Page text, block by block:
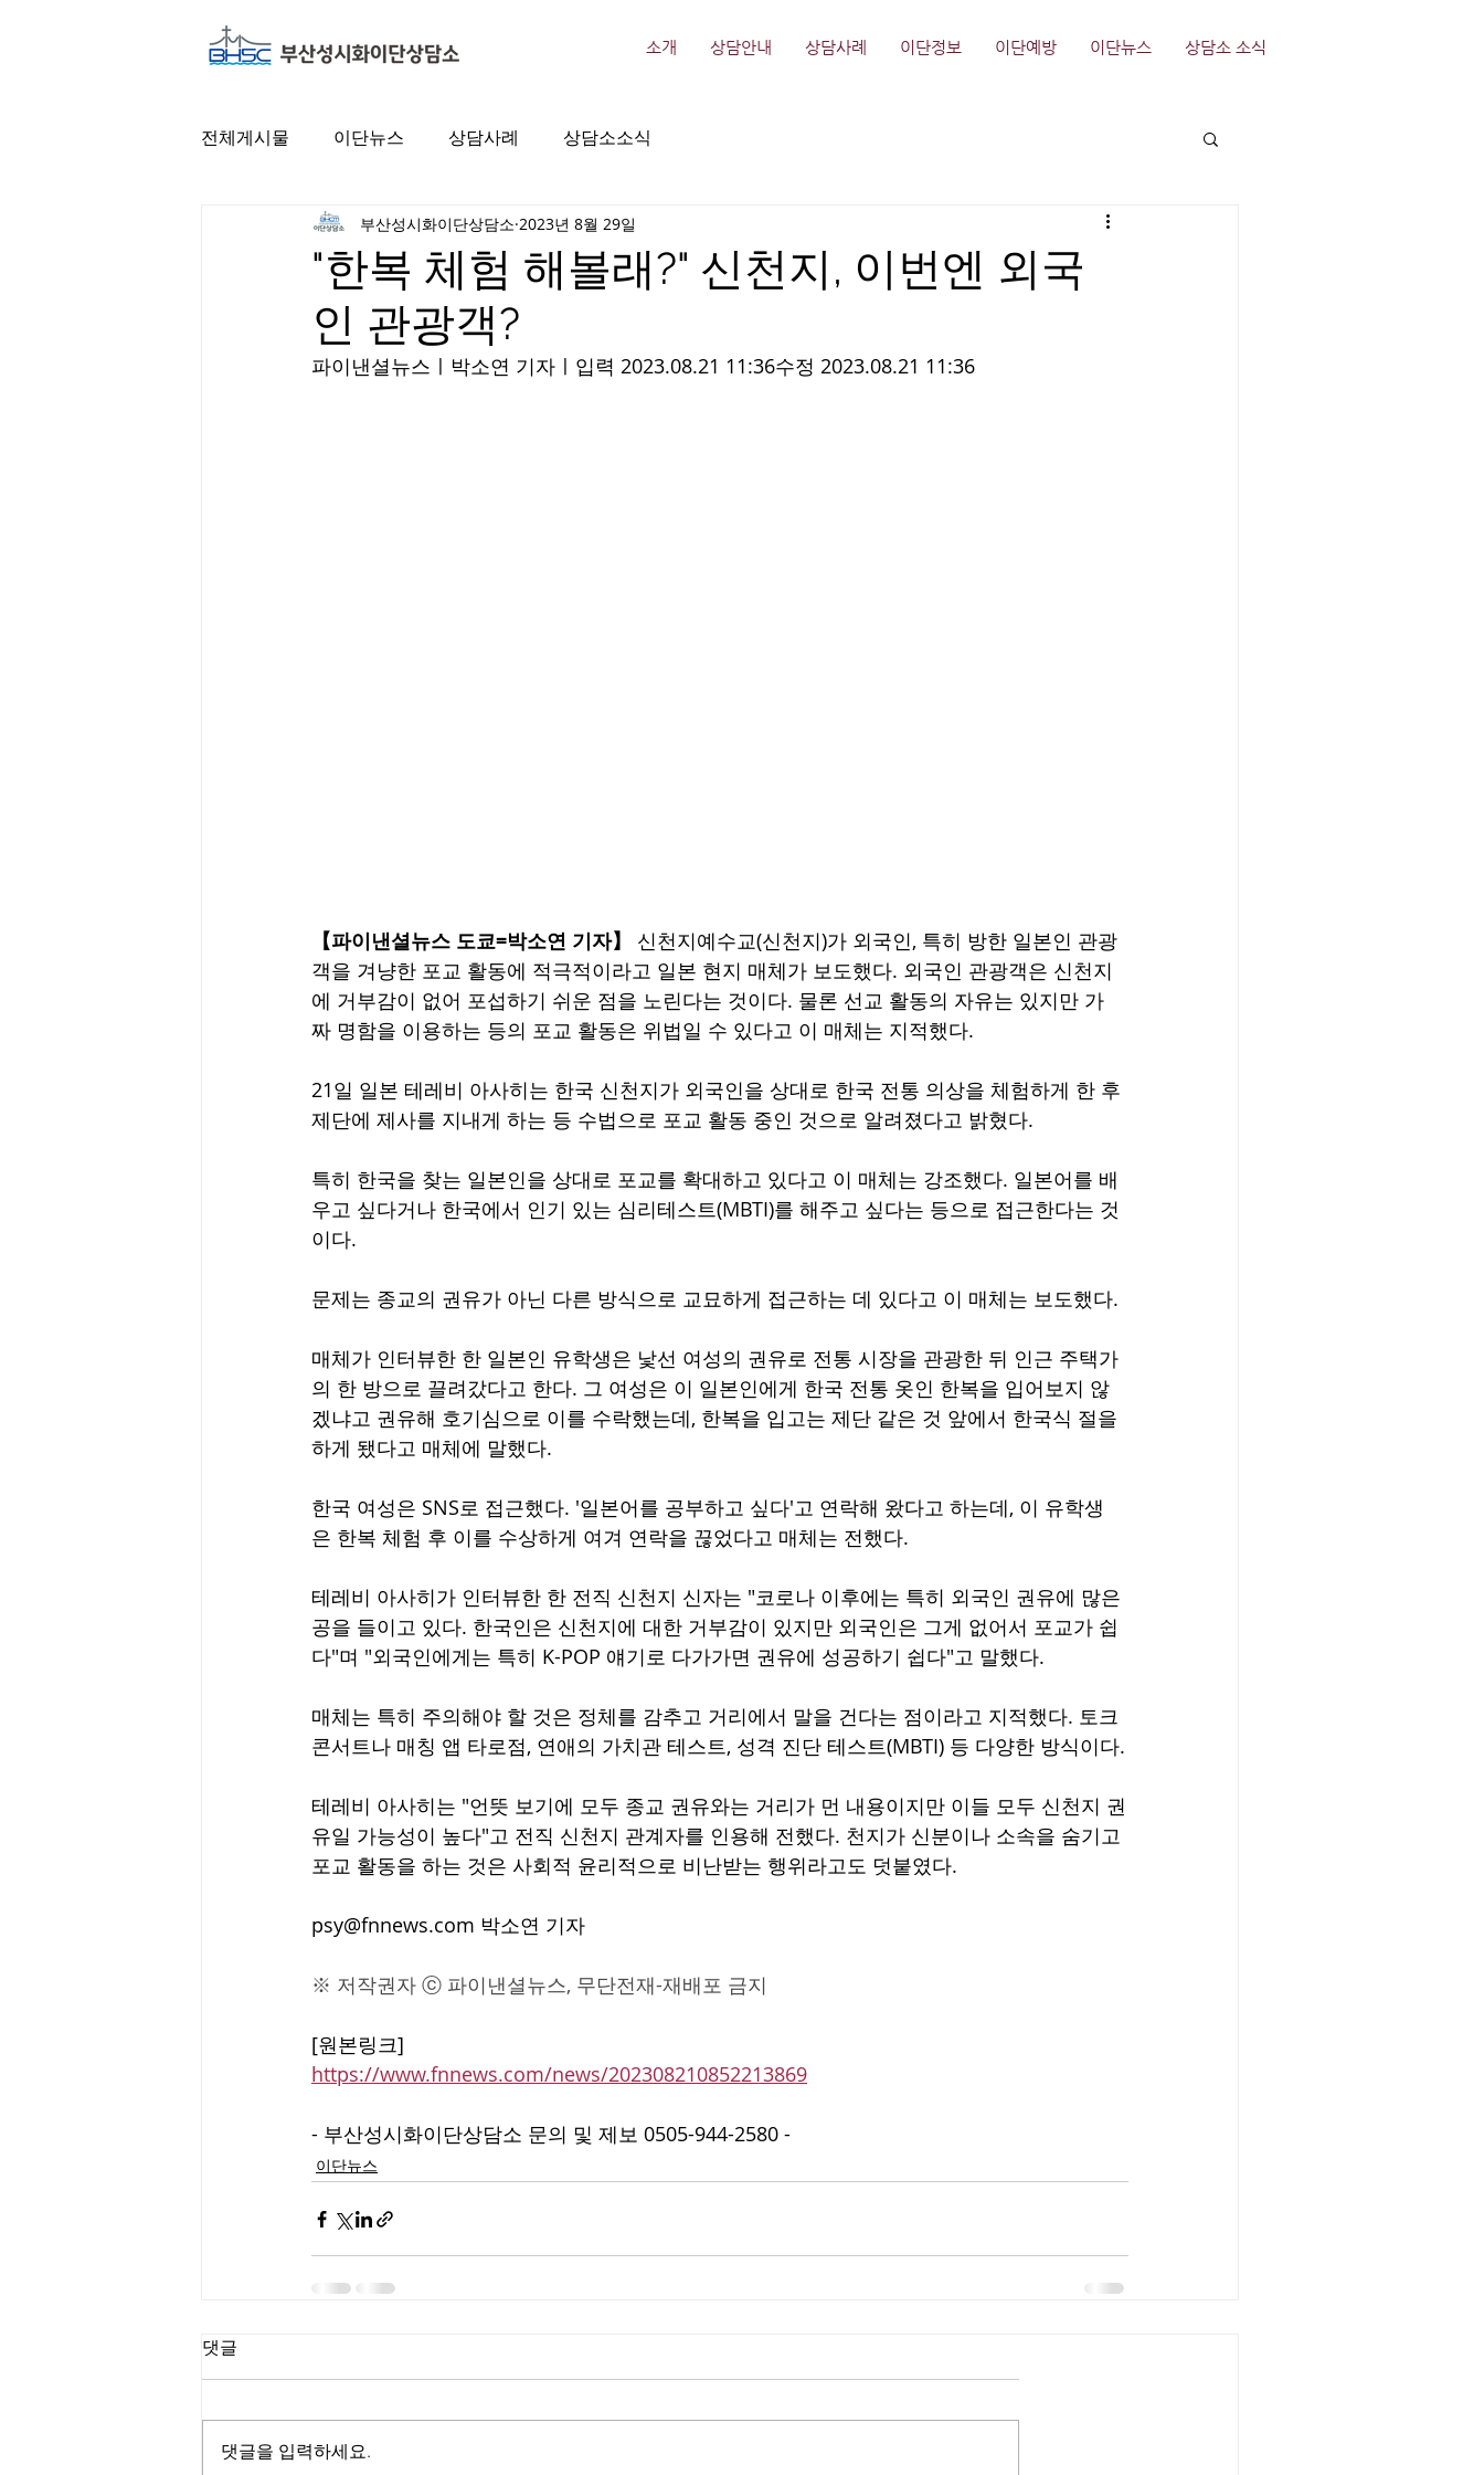
소개 상담안내 상담사례 이단정보 이단예방 이단뉴스 상담소 소식
전체게시물 이단뉴스 상담사례 상담소소식
"한복 체험 해볼래?" 신천지, 이번엔 외국
인 관광객?
부산성시화이단상담소 2023년 8월 29일
파이낸셜뉴스ㅣ박소연 기자ㅣ입력 2023.08.21 11:36수정 2023.08.21 11:36
【파이낸셜뉴스 도쿄=박소연 기자】
신천지예수교(신천지)가 외국인, 특히 방한 일본인 관광
객을 겨냥한 포교 활동에 적극적이라고 일본 현지 매체가 보도했다. 외국인 관광객은 신천지
에 거부감이 없어 포섭하기 쉬운 점을 노린다는 것이다. 물론 선교 활동의 자유는 있지만 가
짜 명함을 이용하는 등의 포교 활동은 위법일 수 있다고 이 매체는 지적했다.
21일 일본 테레비 아사히는 한국 신천지가 외국인을 상대로 한국 전통 의상을 체험하게 한 후
제단에 제사를 지내게 하는 등 수법으로 포교 활동 중인 것으로 알려졌다고 밝혔다.
특히 한국을 찾는 일본인을 상대로 포교를 확대하고 있다고 이 매체는 강조했다. 일본어를 배
우고 싶다거나 한국에서 인기 있는 심리테스트(MBTI)를 해주고 싶다는 등으로 접근한다는 것
이다.
문제는 종교의 권유가 아닌 다른 방식으로 교묘하게 접근하는 데 있다고 이 매체는 보도했다.
매체가 인터뷰한 한 일본인 유학생은 낯선 여성의 권유로 전통 시장을 관광한 뒤 인근 주택가
의 한 방으로 끌려갔다고 한다. 그 여성은 이 일본인에게 한국 전통 옷인 한복을 입어보지 않
겠냐고 권유해 호기심으로 이를 수락했는데, 한복을 입고는 제단 같은 것 앞에서 한국식 절을
하게 됐다고 매체에 말했다.
한국 여성은 SNS로 접근했다. '일본어를 공부하고 싶다'고 연락해 왔다고 하는데, 이 유학생
은 한복 체험 후 이를 수상하게 여겨 연락을 끊었다고 매체는 전했다.
테레비 아사히가 인터뷰한 한 전직 신천지 신자는 "코로나 이후에는 특히 외국인 권유에 많은
공을 들이고 있다. 한국인은 신천지에 대한 거부감이 있지만 외국인은 그게 없어서 포교가 쉽
다"며 "외국인에게는 특히 K-POP 얘기로 다가가면 권유에 성공하기 쉽다"고 말했다.
매체는 특히 주의해야 할 것은 정체를 감추고 거리에서 말을 건다는 점이라고 지적했다. 토크
콘서트나 매칭 앱 타로점, 연애의 가치관 테스트, 성격 진단 테스트(MBTI) 등 다양한 방식이다.
테레비 아사히는 "언뜻 보기에 모두 종교 권유와는 거리가 먼 내용이지만 이들 모두 신천지 권
유일 가능성이 높다"고 전직 신천지 관계자를 인용해 전했다. 천지가 신분이나 소속을 숨기고
포교 활동을 하는 것은 사회적 윤리적으로 비난받는 행위라고도 덧붙였다.
psy@fnnews.com 박소연 기자
※ 저작권자 ⓒ 파이낸셜뉴스, 무단전재-재배포 금지
[원본링크]
https://www.fnnews.com/news/202308210852213869
- 부산성시화이단상담소 문의 및 제보 0505-944-2580 -
이단뉴스
댓글
댓글을 입력하세요.